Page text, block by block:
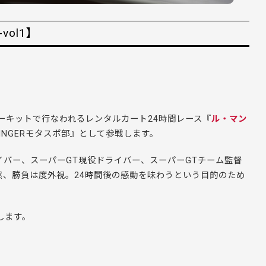
】
ットで行なわれるレンタルカート24時間レース『ル・マン
モタスポ部』として参戦します。
ー、スーパーGT現役ドライバー、スーパーGTチーム監督
勝負は度外視。24時間後の感動を味わうという目的のため
す。